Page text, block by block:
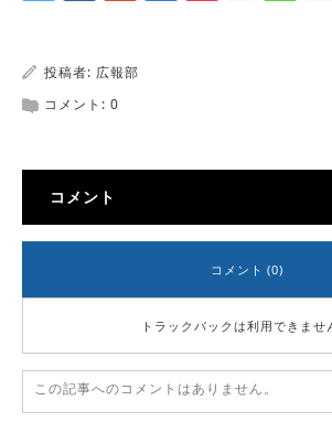
投稿者: 広報部
コメント: 0
コメント
コメント (0)
トラックバックは利用できませ
この記事へのコメントはありません。